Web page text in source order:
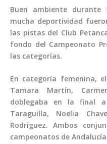
Buen ambiente
mucha deportividad
las pistas del Club
fondo del Campeonato
las categorías.
En categoría femenina,
Tamara Martín,
doblegaba en la final a
Taraguilla, Noelia
Rodríguez. Ambos
campeonatos de